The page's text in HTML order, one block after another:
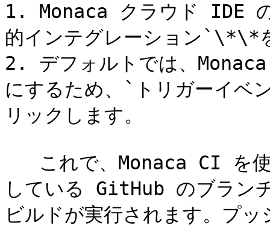
1. Monaca クラウド IDE
的インテグレーション`\*\*
2. デフォルトでは、
にするため、`トリガーイベ
リックします。
している GitHub のブラン
ビルドが実行されます。プ